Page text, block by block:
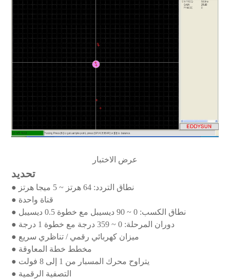
عرض الاختبار
تحديد
●
نطاق التردد: 64 هرتز ~ 5 ميجا هرتز
● قناة واحدة
●
نطاق الكسب: 0 ~ 90 ديسيبل مع خطوة 0.5 ديسيبل
●
دوران المرحلة: 0 ~ 359 درجة مع خطوة 1 درجة
● ميزان كهربائي رقمي / تناظري سريع
● مخطط خطة المعاوقة
●
يتراوح محرك المسبار من 1 إلى 8 فولت
● التصفية الرقمية